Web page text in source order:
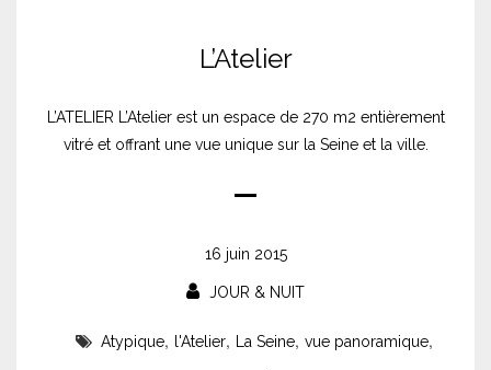
L’Atelier
L’ATELIER L’Atelier est un espace de 270 m2 entièrement
vitré et offrant une vue unique sur la Seine et la ville.
16 juin 2015
JOUR & NUIT
Atypique, l'Atelier, La Seine, vue panoramique,